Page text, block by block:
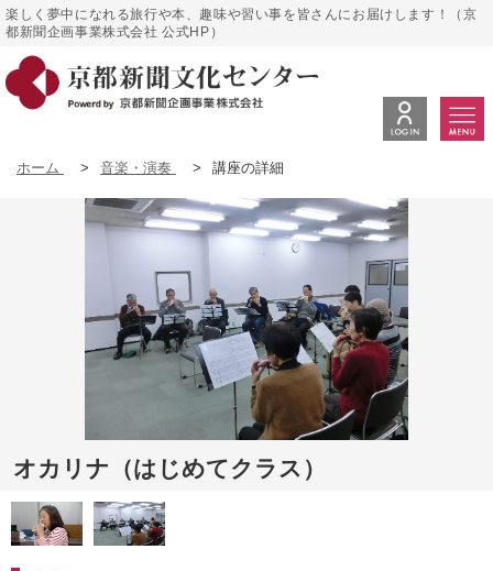
楽しく夢中になれる旅行や本、趣味や習い事を皆さんにお届けします！（京
都新聞企画事業株式会社 公式HP）
ホーム > 音楽・演奏 > 講座の詳細
オカリナ（はじめてクラス）